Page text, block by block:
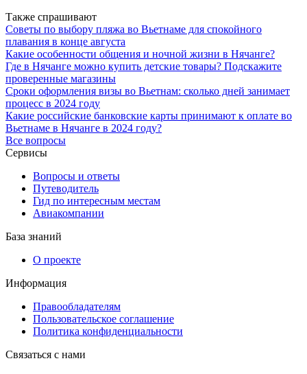
Также спрашивают
Советы по выбору пляжа во Вьетнаме для спокойного
плавания в конце августа
Какие особенности общения и ночной жизни в Нячанге?
Где в Нячанге можно купить детские товары? Подскажите
проверенные магазины
Сроки оформления визы во Вьетнам: сколько дней занимает
процесс в 2024 году
Какие российские банковские карты принимают к оплате во
Вьетнаме в Нячанге в 2024 году?
Все вопросы
Сервисы
Вопросы и ответы
Путеводитель
Гид по интересным местам
Авиакомпании
База знаний
О проекте
Информация
Правообладателям
Пользовательское соглашение
Политика конфиденциальности
Связаться с нами